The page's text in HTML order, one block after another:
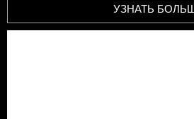
УЗНАТЬ